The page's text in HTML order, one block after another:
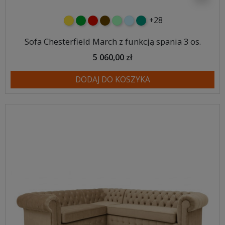
żółtyzielonyczerwony
czekoladowy
miętowybłękitny
turkusowy
+28
Sofa Chesterfield March z funkcją spania 3 os.
5 060,00 zł
DODAJ DO KOSZYKA